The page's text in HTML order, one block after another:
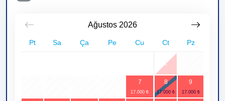
Ağustos 2026
Pt Sa Ça Pe Cu Ct Pz
1
7 8 9